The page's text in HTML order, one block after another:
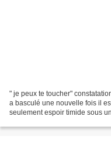
" je peux te toucher"
a basculé une nouvelle fois il
seulement espoir timide sous